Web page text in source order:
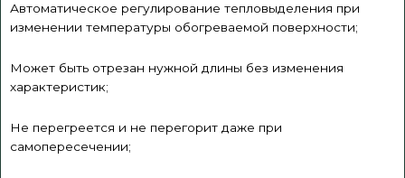
Автоматическое регулирование тепловыделения при
изменении температуры обогреваемой поверхности;
Может быть отрезан нужной длины без изменения
характеристик;
Не перегреется и не перегорит даже при
самопересечении;